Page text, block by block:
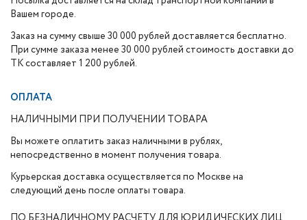
Вашем городе.
Заказ на сумму свыше 30 000 рублей доставляется бесплатно.
При сумме заказа менее 30 000 рублей стоимость доставки до
ТК составляет 1 200 рублей.
ОПЛАТА
НАЛИЧНЫМИ ПРИ ПОЛУЧЕНИИ ТОВАРА
Вы можете оплатить заказ наличными в рублях,
непосредственно в момент получения товара.
Курьерская доставка осуществляется по Москве на
следующий день после оплаты товара.